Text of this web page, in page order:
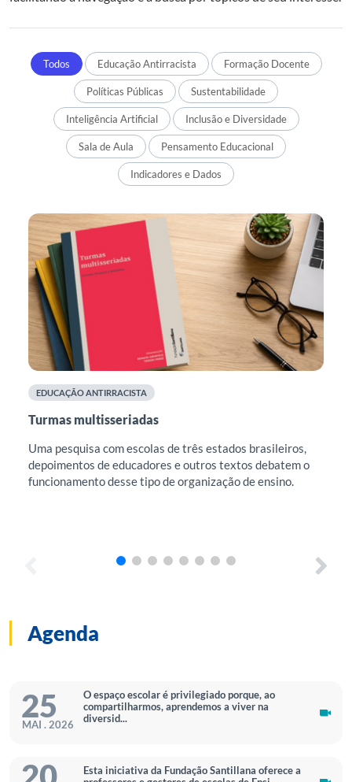
Todos Educação Antirracista Formação Docente
Políticas Públicas Sustentabilidade
Inteligência Artificial Inclusão e Diversidade
Sala de Aula Pensamento Educacional
Indicadores e Dados
EDUCAÇÃO ANTIRRACISTA
Turmas multisseriadas
Uma pesquisa com escolas de três estados brasileiros,
depoimentos de educadores e outros textos debatem o
funcionamento desse tipo de organização de ensino.
Agenda
25
MAI . 2026
O espaço escolar é privilegiado porque, ao
compartilharmos, aprendemos a viver na
diversid...
Esta iniciativa da Fundação Santillana oferece a